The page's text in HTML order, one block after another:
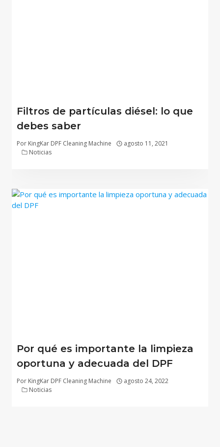
Filtros de partículas diésel: lo que
debes saber
Por KingKar DPF Cleaning Machine
agosto 11, 2021
Noticias
Por qué es importante la limpieza
oportuna y adecuada del DPF
Por KingKar DPF Cleaning Machine
agosto 24, 2022
Noticias